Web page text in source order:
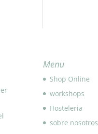
Menu
Shop Online
workshops
Hosteleria
sobre nosotros